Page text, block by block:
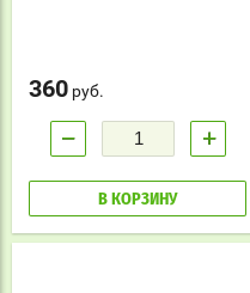
360 руб.
− +
В КОРЗИНУ